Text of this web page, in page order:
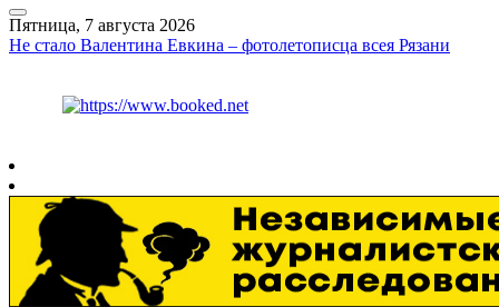
Пятница, 7 августа 2026
Не стало Валентина Евкина – фотолетописца всея Рязани